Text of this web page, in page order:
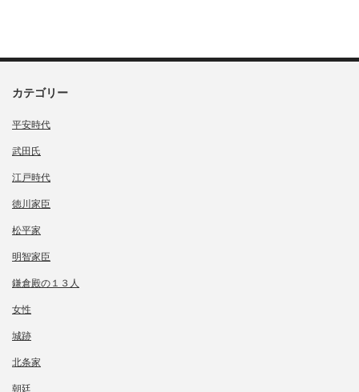
カテゴリー
平安時代
武田氏
江戸時代
徳川家臣
松平家
明智家臣
鎌倉殿の１３人
女性
城跡
北条家
朝廷